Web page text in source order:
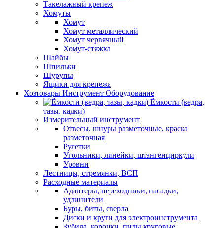
Такелажный крепеж
Хомуты
Хомут
Хомут металлический
Хомут червячный
Хомут-стяжка
Шайбы
Шпильки
Шурупы
Ящики для крепежа
Хозтовары Инструмент Оборудование
Ёмкости (ведра,
тазы, кадки)
Измерительный инструмент
Отвесы, шнуры разметочные, краска
разметочная
Рулетки
Угольники, линейки, штангенциркули
Уровни
Лестницы, стремянки, ВСП
Расходные материалы
Адаптеры, переходники, насадки,
удлинители
Буры, биты, сверла
Диски и круги для электроинструмента
Зубила, коронки, пилы круговые